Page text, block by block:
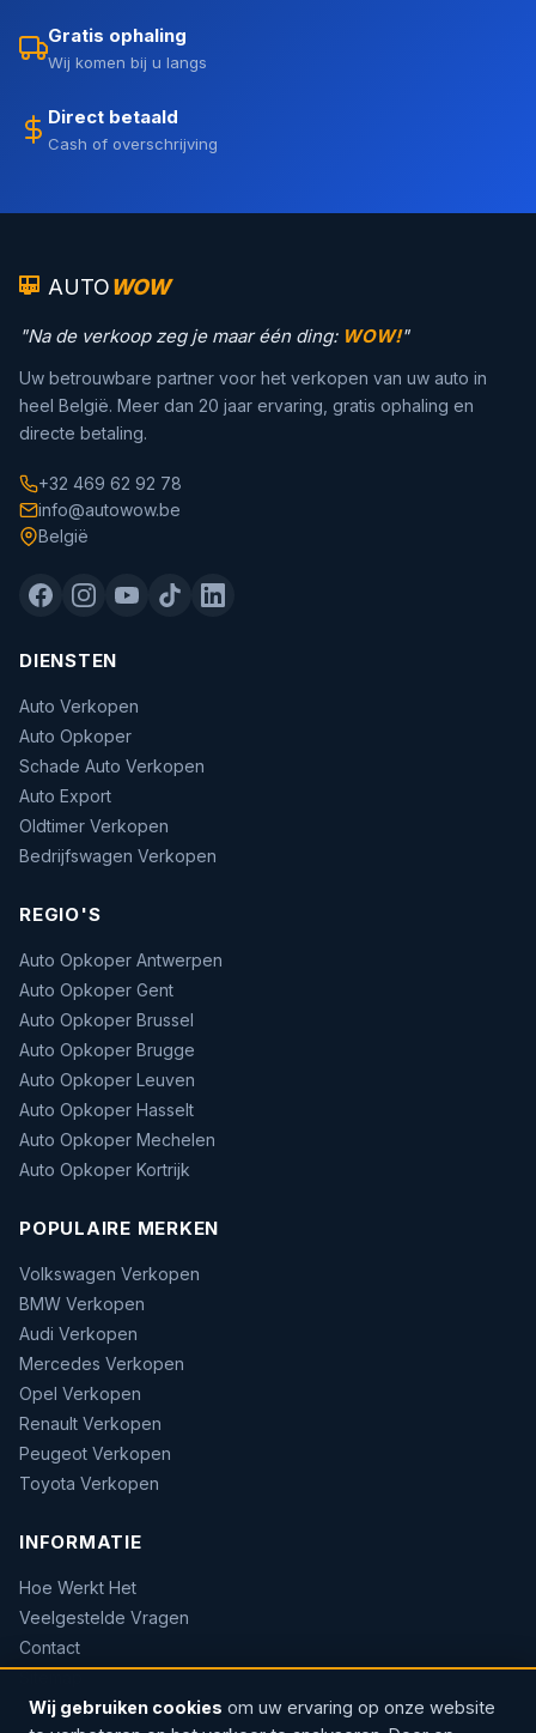
Gratis ophaling
Wij komen bij u langs
Direct betaald
Cash of overschrijving
AUTOWOW
"Na de verkoop zeg je maar één ding: WOW!"
Uw betrouwbare partner voor het verkopen van uw auto in
heel België. Meer dan 20 jaar ervaring, gratis ophaling en
directe betaling.
+32 469 62 92 78
info@autowow.be
België
DIENSTEN
Auto Verkopen
Auto Opkoper
Schade Auto Verkopen
Auto Export
Oldtimer Verkopen
Bedrijfswagen Verkopen
REGIO'S
Auto Opkoper Antwerpen
Auto Opkoper Gent
Auto Opkoper Brussel
Auto Opkoper Brugge
Auto Opkoper Leuven
Auto Opkoper Hasselt
Auto Opkoper Mechelen
Auto Opkoper Kortrijk
POPULAIRE MERKEN
Volkswagen Verkopen
BMW Verkopen
Audi Verkopen
Mercedes Verkopen
Opel Verkopen
Renault Verkopen
Peugeot Verkopen
Toyota Verkopen
INFORMATIE
Hoe Werkt Het
Veelgestelde Vragen
Contact
Wij gebruiken cookies om uw ervaring op onze website